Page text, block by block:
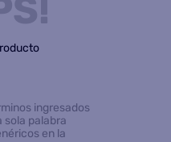
ingresados
sola palabra
en la
9.